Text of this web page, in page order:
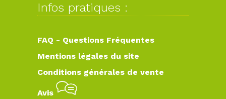
Infos pratiques :
FAQ - Questions Fréquentes
Mentions légales du site
Conditions générales de vente
Avis